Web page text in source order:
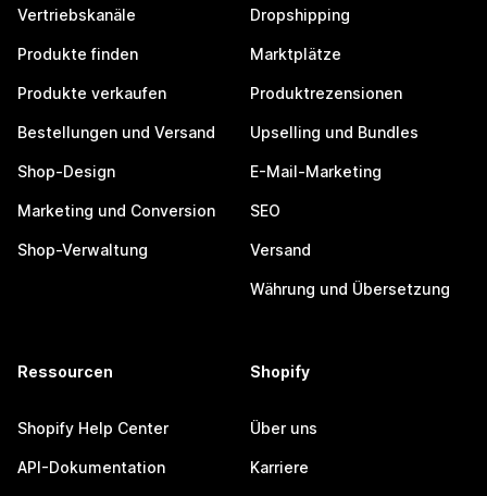
Vertriebskanäle
Produkte finden
Produkte verkaufen
Bestellungen und Versand
Shop-Design
Marketing und Conversion
Shop-Verwaltung
Dropshipping
Marktplätze
Produktrezensionen
Upselling und Bundles
E-Mail-Marketing
SEO
Versand
Währung und Übersetzung
Ressourcen
Shopify Help Center
API-Dokumentation
Shopify
Über uns
Karriere